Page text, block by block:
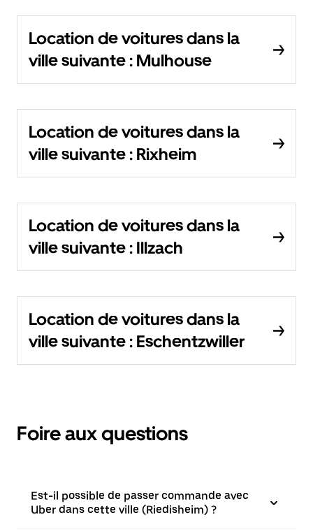
Location de voitures dans la
ville suivante : Mulhouse
Location de voitures dans la
ville suivante : Rixheim
Location de voitures dans la
ville suivante : Illzach
Location de voitures dans la
ville suivante : Eschentzwiller
Foire aux questions
Est-il possible de passer commande avec
Uber dans cette ville (Riedisheim) ?